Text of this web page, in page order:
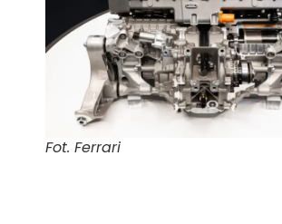
Fot. Ferrari